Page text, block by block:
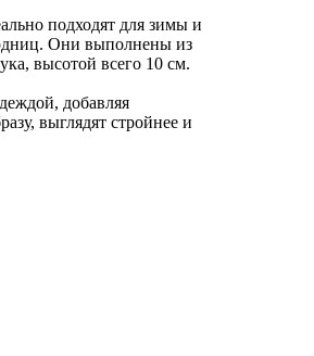
подходят для зимы и
Они выполнены из
высотой всего 10 см.
добавляя
выглядят стройнее и